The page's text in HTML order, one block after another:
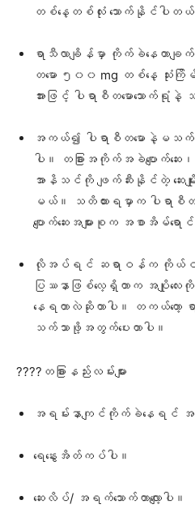
တစ်နေ့တစ်လုံး သောက်နိုင်ပါတ
ရာသီလာချိန်မှာ ကိုက်ခဲနေတာခ
တမော ၅၀၀ mg တစ်နေ့ သုံးကြိမ်/
အားဖြင့် ပါရာစီတမောသောက်ရုံ
အကယ်၍ ပါရာစီတမောနဲ့မ
ပါ။ တခြားအကိုက်အခဲပျောက်ဆေး
အာနိသင်ကို ဖျက်ဆီးနိုင်တဲ့ ဆေးမ
မယ်။ သတိထားရမှာက ပါရာစီ
ပျောက်ဆေးအများစုက အစာအိမ်ရ
လိုအပ်ရင် ဆရာဝန်က ကိုယ်ဝန်တ
ပြဿနာဖြစ်လေ့ရှိတာက အပျိုလေးကို
နေရတာလဲဆိုတာပါ။ တကယ်တော့
သက်သာဖို့အတွက်ပေးတာပါ။
????တခြားနည်းလမ်းများ
အရမ်းနာကျင်ကိုက်ခဲနေရင် အန
ရေနွေးအိတ်ကပ်ပါ။
ဆေးလိပ်/ အရက်သောက်တာလျော့ပါ။